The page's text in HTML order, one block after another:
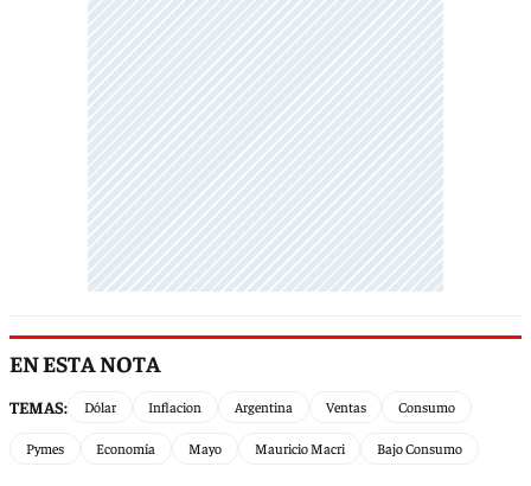
EN ESTA NOTA
TEMAS: Dólar Inflacion Argentina Ventas Consumo
Pymes Economía Mayo Mauricio Macri Bajo Consumo